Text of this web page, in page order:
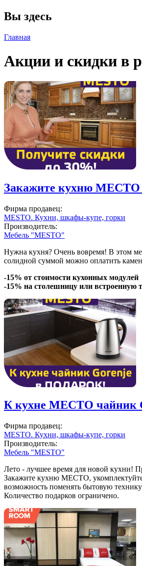
Вы здесь
Главная
Акции и скидки в
Закажите кухню МЕСТО
Фирма продавец:
MESTO. Кухни, шкафы-купе, горки
Производитель:
Мебель "MESTO"
Нужна кухня? Очень вовремя! В этом
солидной суммой можно оплатить
-15% от стоимости кухонных модулей
-15% на столешницу или встроенную
К кухне МЕСТО
Фирма продавец:
MESTO. Кухни, шкафы-купе, горки
Производитель:
Мебель "MESTO"
Лето - лучшее время для новой кухни!
Закажите кухню МЕСТО,
возможность поменять бытовую
Количество подарков ограничено.